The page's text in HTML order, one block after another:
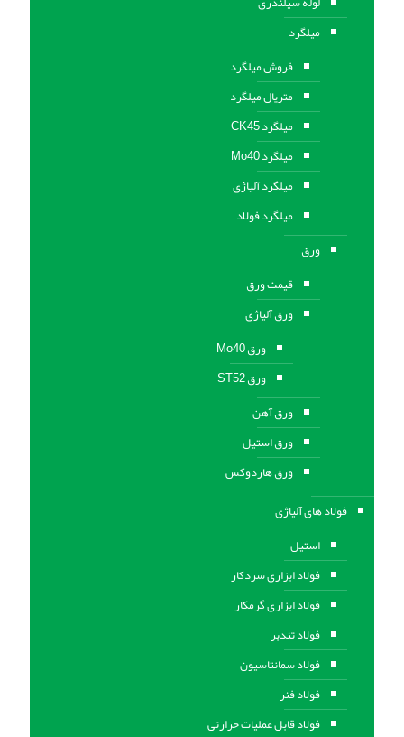
میلگرد
فروش میلگرد
متریال میلگرد
میلگرد CK45
میلگرد Mo40
میلگرد آلیاژی
میلگرد فولاد
ورق
قیمت ورق
ورق آلیاژی
ورق Mo40
ورق ST52
ورق آهن
ورق استيل
ورق هاردوکس
فولاد های آلیاژی
استیل
فولاد ابزاری سردکار
فولاد ابزاری گرمکار
فولاد تندبر
فولاد سمانتاسیون
فولاد فنر
فولاد قابل عملیات حرارتی